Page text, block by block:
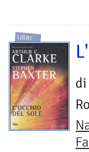
LIBRI
di